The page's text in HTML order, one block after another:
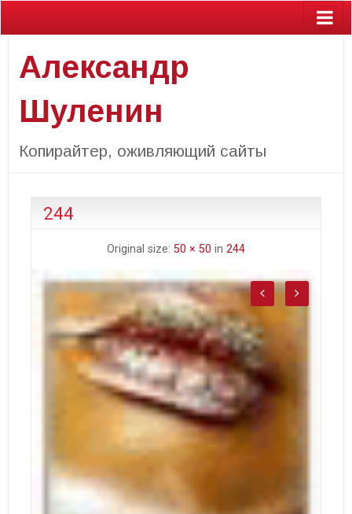
Александр
Шуленин
Копирайтер, оживляющий сайты
244
Original size: 50 × 50 in 244